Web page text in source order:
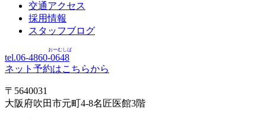
交通アクセス
採用情報
スタッフブログ
tel.06-4860-0648
おーむしば
ネット予約はこちらから
〒5640031
大阪府吹田市元町4-8名匠医館3階